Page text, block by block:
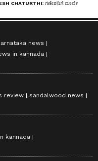
news
in kannada
review
sandalwood news
kannada